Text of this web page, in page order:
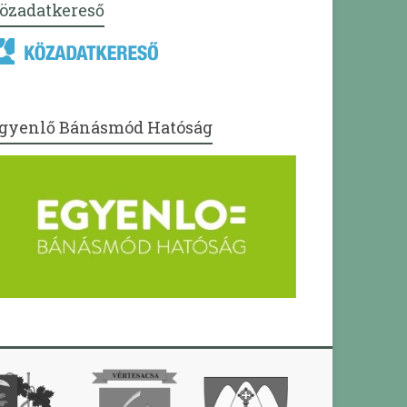
Bánásmód Hatóság